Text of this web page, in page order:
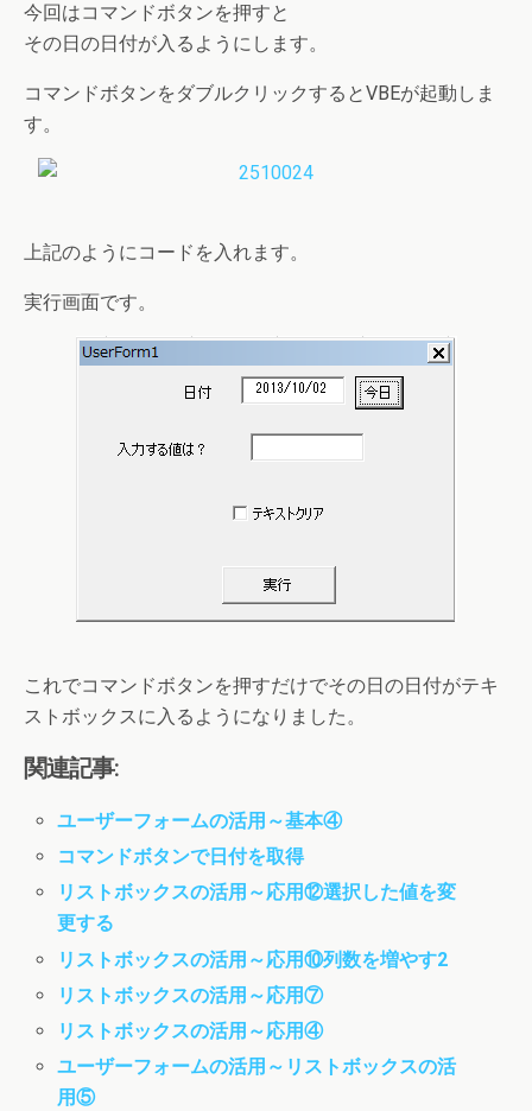
今回はコマンドボタンを押すと
その日の日付が入るようにします。
コマンドボタンをダブルクリックするとVBEが起動しま
す。
上記のようにコードを入れます。
実行画面です。
これでコマンドボタンを押すだけでその日の日付がテキ
ストボックスに入るようになりました。
関連記事:
ユーザーフォームの活用～基本④
コマンドボタンで日付を取得
リストボックスの活用～応用⑫選択した値を変
更する
リストボックスの活用～応用⑩列数を増やす2
リストボックスの活用～応用⑦
リストボックスの活用～応用④
ユーザーフォームの活用～リストボックスの活
用⑤